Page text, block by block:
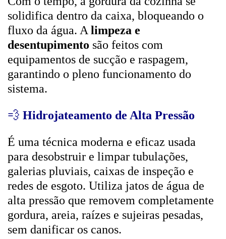
solidifica dentro da caixa, bloqueando o
fluxo da água. A limpeza e
desentupimento são feitos com
equipamentos de sucção e raspagem,
garantindo o pleno funcionamento do
sistema.
💨 Hidrojateamento de Alta Pressão
É uma técnica moderna e eficaz usada
para desobstruir e limpar tubulações,
galerias pluviais, caixas de inspeção e
redes de esgoto. Utiliza jatos de água de
alta pressão que removem completamente
gordura, areia, raízes e sujeiras pesadas,
sem danificar os canos.